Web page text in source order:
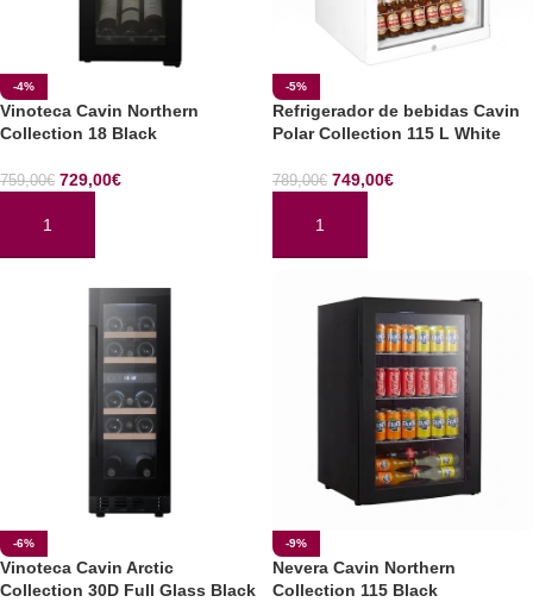
-4%
Vinoteca Cavin Northern
Collection 18 Black
759,00€ 729,00€
AÑADIR AL CARRITO
-5%
Refrigerador de bebidas Cavin
Polar Collection 115 L White
789,00€ 749,00€
AÑADIR AL CARRITO
-6%
Vinoteca Cavin Arctic
Collection 30D Full Glass Black
-9%
Nevera Cavin Northern
Collection 115 Black